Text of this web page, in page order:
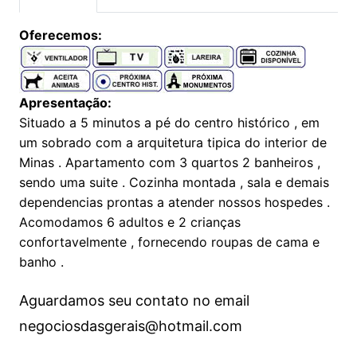
Oferecemos:
Apresentação:
Situado a 5 minutos a pé do centro histórico , em
um sobrado com a arquitetura tipica do interior de
Minas . Apartamento com 3 quartos 2 banheiros ,
sendo uma suite . Cozinha montada , sala e demais
dependencias prontas a atender nossos hospedes .
Acomodamos 6 adultos e 2 crianças
confortavelmente , fornecendo roupas de cama e
banho .
Aguardamos seu contato no email
negociosdasgerais@hotmail.com